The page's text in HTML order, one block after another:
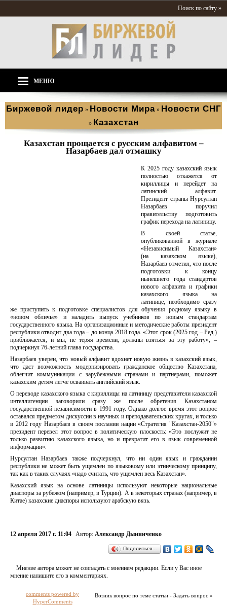
Поиск по сайту »
МЕНЮ
Биржевой лидер » Новости Мира » Новости СНГ
» Казахстан
Казахстан прощается с русским алфавитом –
Назарбаев дал отмашку
К 2025 году казахский язык
полностью откажется от
кириллицы и перейдет на
латинский алфавит.
Президент страны Нурсултан
Назарбаев поручил
правительству подготовить
график перехода на латиницу.
В своей статье,
опубликованной в журнале
«Независимый Казахстан»
(на казахском языке),
Назарбаев отметил, что после
подготовки к концу
нынешнего года стандартов
нового алфавита и графики
казахского языка на
латинице, необходимо сразу
же приступить к подготовке специалистов для обучения родному языку в
«новом обличье» и наладить выпуск учебников по новым стандартам
государственного языка. На организационные и методические работы президент
республики отводит два года – до конца 2018 года. «Этот срок (2025 год – Ред.)
приближается, и мы, не теряя времени, должны взяться за эту работу», –
подчеркнул 76-летний глава государства.
Назарбаев уверен, что новый алфавит вдохнет новую жизнь в казахский язык,
что даст возможность модернизировать гражданское общество Казахстана,
облегчит коммуникации с зарубежными странами и партнерами, поможет
казахским детям легче осваивать английский язык.
О переводе казахского языка с кириллицы на латиницу представители казахской
интеллигенции заговорили сразу же после обретения Казахстаном
государственной независимости в 1991 году. Однако долгое время этот вопрос
оставался предметом дискуссии в научных и преподавательских кругах, и только
в 2012 году Назарбаев в своем послании нации «Стратегия "Казахстан-2050"»
президент перевел этот вопрос в политическую плоскость: «Это послужит не
только развитию казахского языка, но и превратит его в язык современной
информации».
Нурсултан Назарбаев также подчеркнул, что ни один язык и гражданин
республики не может быть ущемлен по языковому или этническому принципу,
так как в таких случаях «надо считать, что ущемлен весь Казахстан».
Казахский язык на основе латиницы используют некоторые национальные
диаспоры за рубежом (например, в Турции). А в некоторых странах (например, в
Китае) казахские диаспоры используют арабскую вязь.
12 апреля 2017 г. 11:04 Автор: Александр Дынниченко
Поделиться…
Мнение автора может не совпадать с мнением редакции. Если у Вас иное
мнение напишите его в комментариях.
Возник вопрос по теме статьи - Задать вопрос »
comments powered by
HyperComments